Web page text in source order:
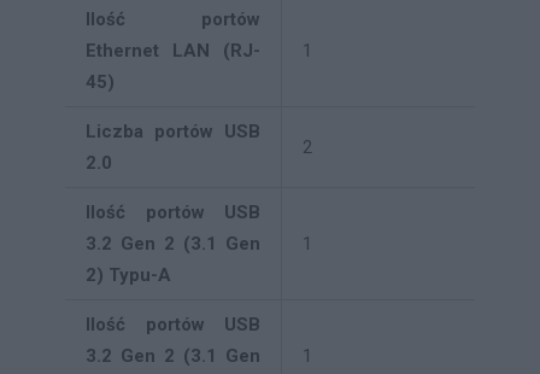
Ilość portów
Ethernet LAN (RJ-
45)
1
Liczba portów USB
2.0
2
Ilość portów USB
3.2 Gen 2 (3.1 Gen
2) Typu-A
1
Ilość portów USB
3.2 Gen 2 (3.1 Gen
1